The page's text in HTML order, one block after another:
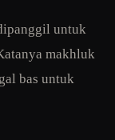
untuk
makhluk
bas untuk